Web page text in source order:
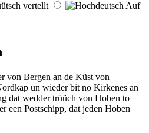
vertellt
Auf
von Bergen an de Küst von
un wieder bit no Kirkenes an
dat wedder trüüch von Hoben to
een Postschipp, dat jeden Hoben